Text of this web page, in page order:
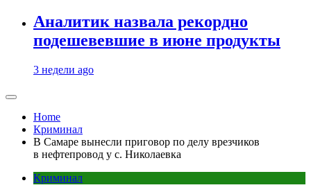
Аналитик назвала рекордно
подешевевшие в июне продукты
3 недели ago
Home
Криминал
В Самаре вынесли приговор по делу врезчиков
в нефтепровод у с. Николаевка
Криминал